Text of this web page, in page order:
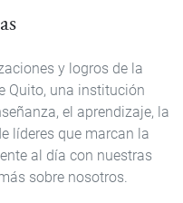
y logros de la
Quito, una institución
el aprendizaje, la
líderes que marcan la
al día con nuestras
sobre nosotros.